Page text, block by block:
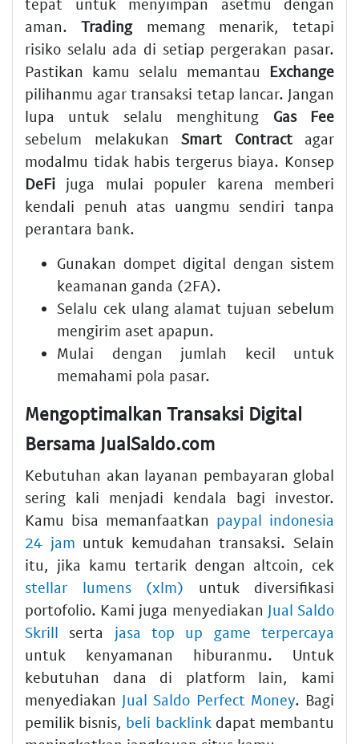
aman.Tradingmemang menarik, tetapi
risiko selalu ada di setiap pergerakan pasar.
Pastikan kamu selalu memantau Exchange
pilihanmu agar transaksi tetap lancar. Jangan
lupa untuk selalu menghitung Gas Fee
sebelum melakukan Smart Contractagar
modalmu tidak habis tergerus biaya. Konsep
DeFi juga mulai populer karena memberi
kendali penuh atas uangmu sendiri tanpa
perantara bank.
Gunakan dompet digital dengan sistem
keamanan ganda (2FA).
Selalu cek ulang alamat tujuan sebelum
mengirim aset apapun.
Mulai dengan jumlah kecil untuk
memahami pola pasar.
Mengoptimalkan Transaksi Digital
Bersama JualSaldo.com
Kebutuhan akan layanan pembayaran global
sering kali menjadi kendala bagi investor.
Kamu bisa memanfaatkan paypal indonesia
24 jam untuk kemudahan transaksi. Selain
itu, jika kamu tertarik dengan altcoin, cek
stellar lumens (xlm) untuk diversifikasi
portofolio. Kami juga menyediakan Jual Saldo
Skrill serta jasa top up game terpercaya
untuk kenyamanan hiburanmu. Untuk
kebutuhan dana di platform lain, kami
menyediakan Jual Saldo Perfect Money. Bagi
pemilik bisnis, beli backlinkdapat membantu